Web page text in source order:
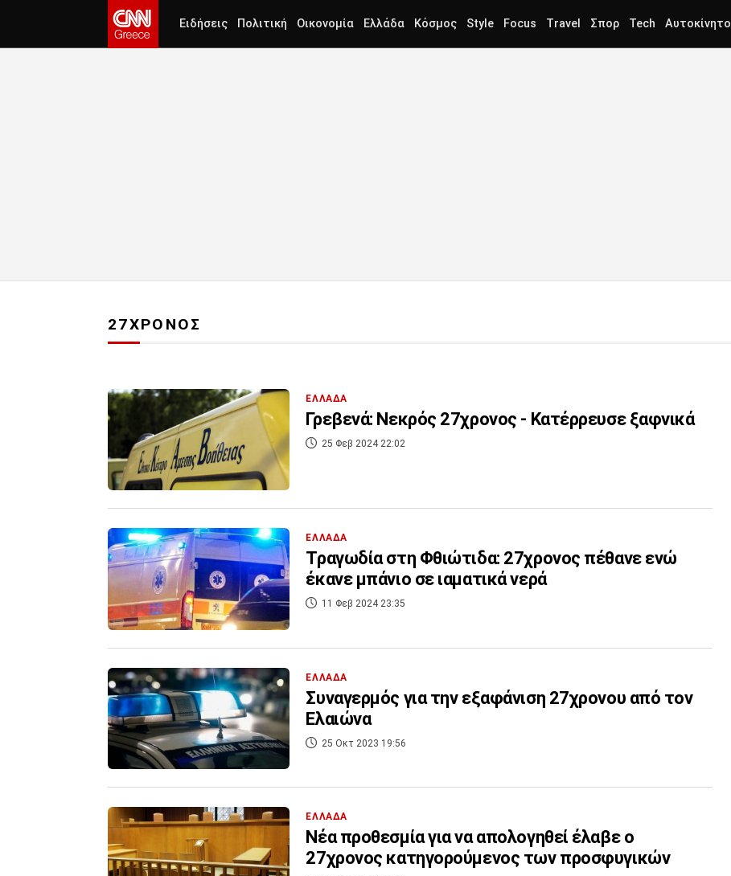
Ειδήσεις Πολιτική Οικονομία Ελλάδα Κόσμος Style Focus Travel Σπορ Tech Αυτοκίνητο
27ΧΡΟΝΟΣ
ΕΛΛΑΔΑ
Γρεβενά: Νεκρός 27χρονος - Κατέρρευσε ξαφνικά
25 Φεβ 2024 22:02
ΕΛΛΑΔΑ
Τραγωδία στη Φθιώτιδα: 27χρονος πέθανε ενώ
έκανε μπάνιο σε ιαματικά νερά
11 Φεβ 2024 23:35
ΕΛΛΑΔΑ
Συναγερμός για την εξαφάνιση 27χρονου από τον
Ελαιώνα
25 Οκτ 2023 19:56
ΕΛΛΑΔΑ
Νέα προθεσμία για να απολογηθεί έλαβε ο
27χρονος κατηγορούμενος των προσφυγικών